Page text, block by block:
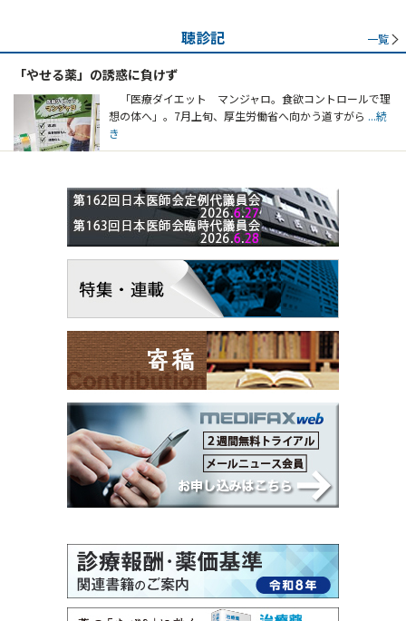
聴診記 一覧
「やせる薬」の誘惑に負けず
「医療ダイエット マンジャロ。食欲コントロールで理
想の体へ」。7月上旬、厚生労働省へ向かう道すがら ...続
き